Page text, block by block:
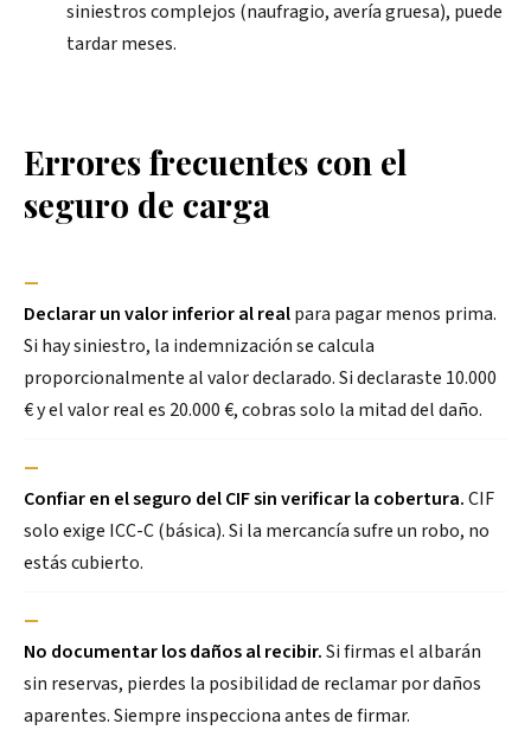
siniestros complejos (naufragio, avería gruesa), puede
tardar meses.
Errores frecuentes con el
seguro de carga
—
Declarar un valor inferior al realpara pagar menos prima.
Si hay siniestro, la indemnización se calcula
proporcionalmente al valor declarado. Si declaraste 10.000
€ y el valor real es 20.000 €, cobras solo la mitad del daño.
—
Confiar en el seguro del CIF sin verificar la cobertura.CIF
solo exige ICC-C (básica). Si la mercancía sufre un robo, no
estás cubierto.
—
No documentar los daños al recibir.Si firmas el albarán
sin reservas, pierdes la posibilidad de reclamar por daños
aparentes. Siempre inspecciona antes de firmar.